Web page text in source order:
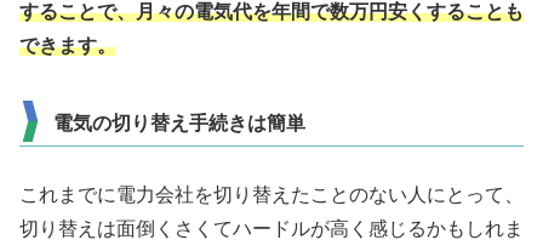
することで、月々の電気代を年間で数万円安くすることも
できます。
電気の切り替え手続きは簡単
これまでに電力会社を切り替えたことのない人にとって、
切り替えは面倒くさくてハードルが高く感じるかもしれま